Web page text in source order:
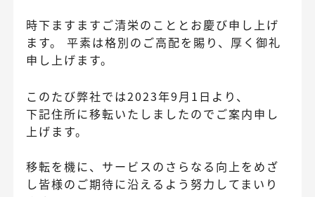
時下ますますご清栄のこととお慶び申し上げ
ます。 平素は格別のご高配を賜り、厚く御礼
申し上げます。
このたび弊社では2023年9月1日より、
下記住所に移転いたしましたのでご案内申し
上げます。
移転を機に、サービスのさらなる向上をめざ
し皆様のご期待に沿えるよう努力してまいり